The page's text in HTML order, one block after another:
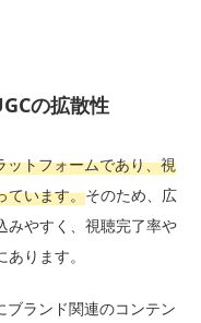
の拡散性
ットフォームであり、視
ています。そのため、広
みやすく、視聴完了率や
ります。
ブランド関連のコンテン